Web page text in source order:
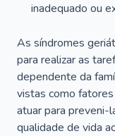
inadequado ou
As síndromes
para realizar as
dependente da
vistas como
atuar para preveni-
qualidade de vida